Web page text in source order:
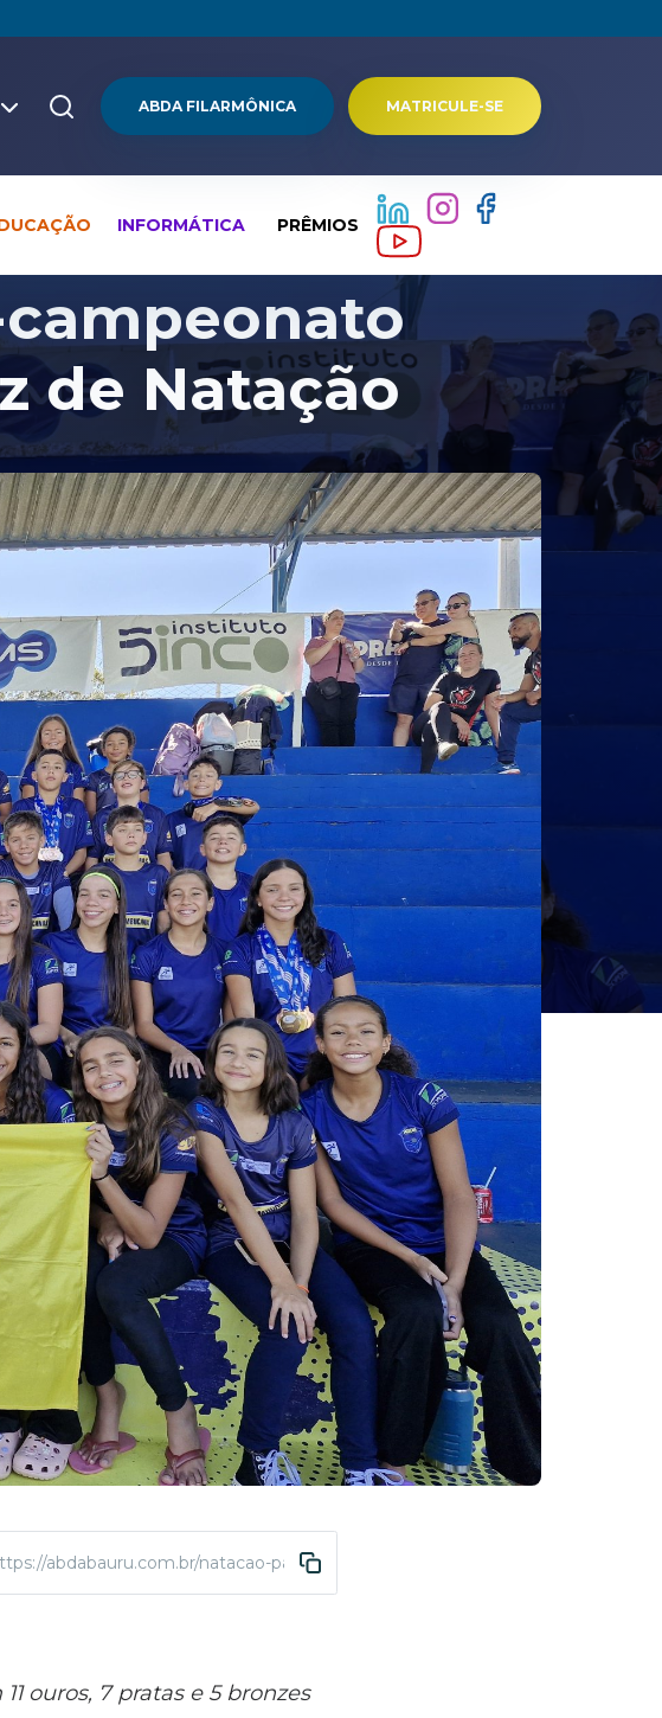
ABDA FILARMÔNICA MATRICULE-SE
INFORMÁTICA PRÊMIOS
de Natação
abdabauru.com.br/natacao-paulista-petiz-inverno-2025
ouros, 7 pratas e 5 bronzes